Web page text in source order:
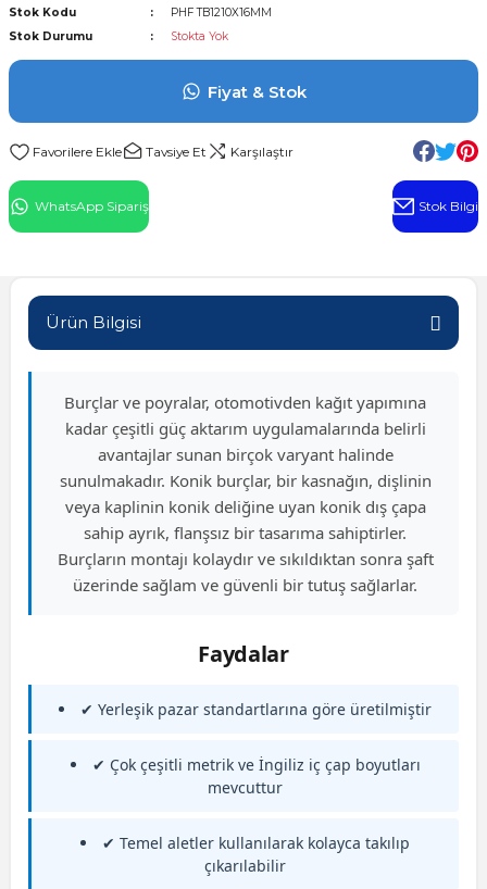
Rulman
Stok Kodu
PHF TB1210X16MM
Stok Durumu
Stokta Yok
Fiyat & Stok
Tavsiye Et Karşılaştır
WhatsApp Sipariş Stok Bilgi
Ürün Bilgisi
Burçlar ve poyralar, otomotivden kağıt yapımına
kadar çeşitli güç aktarım uygulamalarında belirli
avantajlar sunan birçok varyant halinde
sunulmakadır. Konik burçlar, bir kasnağın, dişlinin
veya kaplinin konik deliğine uyan konik dış çapa
sahip ayrık, flanşsız bir tasarıma sahiptirler.
Burçların montajı kolaydır ve sıkıldıktan sonra şaft
üzerinde sağlam ve güvenli bir tutuş sağlarlar.
Faydalar
✔ Yerleşik pazar standartlarına göre üretilmiştir
✔ Çok çeşitli metrik ve İngiliz iç çap boyutları
mevcuttur
✔ Temel aletler kullanılarak kolayca takılıp
çıkarılabilir